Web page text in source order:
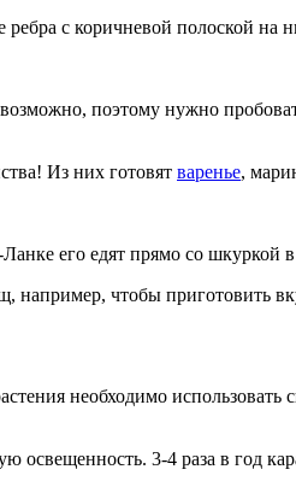
с коричневой полоской на
поэтому нужно
Из них готовят варенье,
его едят прямо со шкуркой
например, чтобы приготовить
необходимо использовать
освещенность. 3-4 раза в год